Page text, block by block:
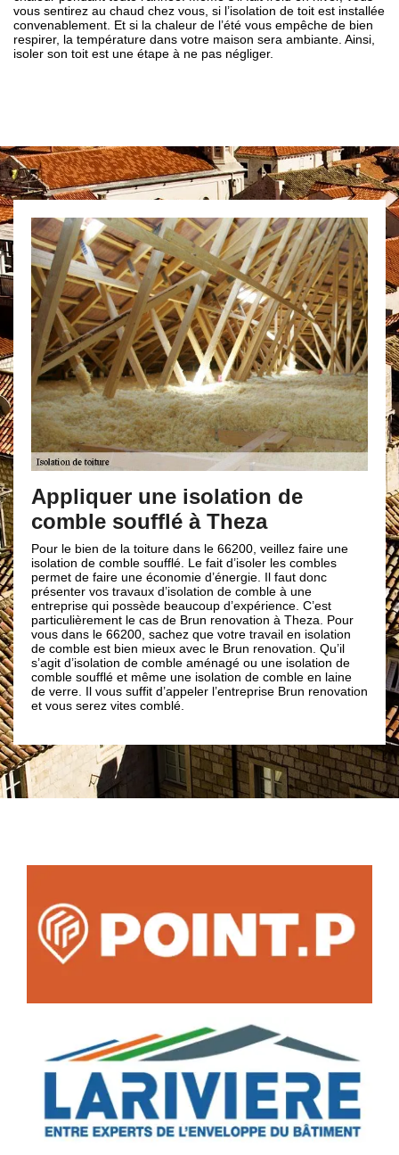
vous sentirez au chaud chez vous, si l’isolation de toit est installée
convenablement. Et si la chaleur de l’été vous empêche de bien
respirer, la température dans votre maison sera ambiante. Ainsi,
isoler son toit est une étape à ne pas négliger.
une isolation de
soufflé à Theza
la toiture dans le 66200, veillez faire une
soufflé. Le fait d’isoler les combles
une économie d’énergie. Il faut donc
travaux d’isolation de comble à une
possède beaucoup d’expérience. C’est
le cas de Brun renovation à Theza. Pour
66200, sachez que votre travail en isolation
bien mieux avec le Brun renovation. Qu’il
de comble aménagé ou une isolation de
et même une isolation de comble en laine
suffit d’appeler l’entreprise Brun renovation
vites comblé.
Pourquoi
Procéder à une
bénéfique ; car en
réduisez la facture
de faire appel à un
renovation pour
isolation ne sera pas
n’aurez pas le confort
d’énergie et vous
Ainsi, si vous
combles dans la ville
entreprise de
fournir que des